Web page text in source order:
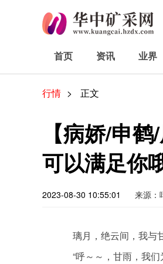
首页 资讯 业界
行情 > 正文
【病娇/申
可以满足你
2023-08-30 10:55:01 来源：
璃月，绝云间，我与
“呼～～，甘雨，我